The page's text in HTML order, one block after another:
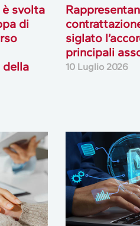
è svolta
di
della
siglato
principali
10 Luglio 2026